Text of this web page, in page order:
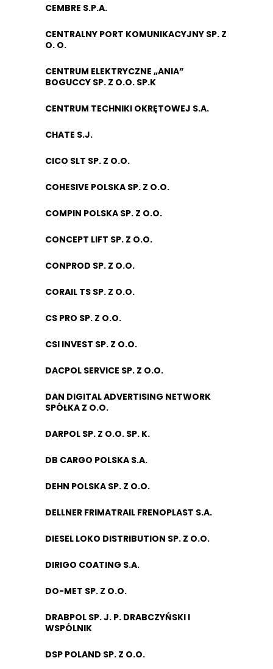
CEMBRE S.P.A.
CENTRALNY PORT KOMUNIKACYJNY SP. Z
O. O.
CENTRUM ELEKTRYCZNE „ANIA”
BOGUCCY SP. Z O.O. SP.K
CENTRUM TECHNIKI OKRĘTOWEJ S.A.
CHATE S.J.
CICO SLT SP. Z O.O.
COHESIVE POLSKA SP. Z O.O.
COMPIN POLSKA SP. Z O.O.
CONCEPT LIFT SP. Z O.O.
CONPROD SP. Z O.O.
CORAIL TS SP. Z O.O.
CS PRO SP. Z O.O.
CSI INVEST SP. Z O.O.
DACPOL SERVICE SP. Z O.O.
DAN DIGITAL ADVERTISING NETWORK
SPÓŁKA Z O.O.
DARPOL SP. Z O.O. SP. K.
DB CARGO POLSKA S.A.
DEHN POLSKA SP. Z O.O.
DELLNER FRIMATRAIL FRENOPLAST S.A.
DIESEL LOKO DISTRIBUTION SP. Z O.O.
DIRIGO COATING S.A.
DO-MET SP. Z O.O.
DRABPOL SP. J. P. DRABCZYŃSKI I
WSPÓLNIK
DSP POLAND SP. Z O.O.